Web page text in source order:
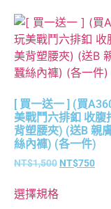
[ 買一送一 ] (買
美戰鬥六排釦 收腹
背塑腰夾) (送B 親
絲內褲) (各一件)
NT$1,500 NT$750
選擇規格